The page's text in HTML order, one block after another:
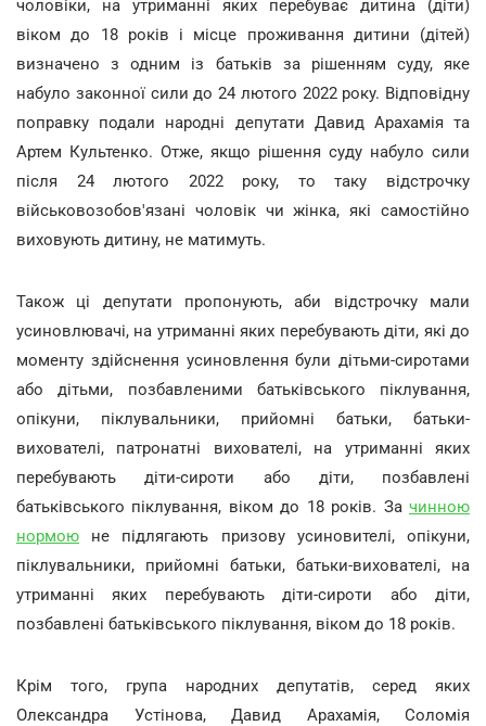
чоловіки, на утриманні яких перебуває дитина (діти)
віком до 18 років і місце проживання дитини (дітей)
визначено з одним із батьків за рішенням суду, яке
набуло законної сили до 24 лютого 2022 року. Відповідну
поправку подали народні депутати Давид Арахамія та
Артем Культенко. Отже, якщо рішення суду набуло сили
після 24 лютого 2022 року, то таку відстрочку
військовозобов'язані чоловік чи жінка, які самостійно
виховують дитину, не матимуть.
Також ці депутати пропонують, аби відстрочку мали
усиновлювачі, на утриманні яких перебувають діти, які до
моменту здійснення усиновлення були дітьми-сиротами
або дітьми, позбавленими батьківського піклування,
опікуни, піклувальники, прийомні батьки, батьки-
вихователі, патронатні вихователі, на утриманні яких
перебувають діти-сироти або діти, позбавлені
батьківського піклування, віком до 18 років. За чинною
нормою не підлягають призову усиновителі, опікуни,
піклувальники, прийомні батьки, батьки-вихователі, на
утриманні яких перебувають діти-сироти або діти,
позбавлені батьківського піклування, віком до 18 років.
Крім того, група народних депутатів, серед яких
Олександра Устінова, Давид Арахамія, Соломія